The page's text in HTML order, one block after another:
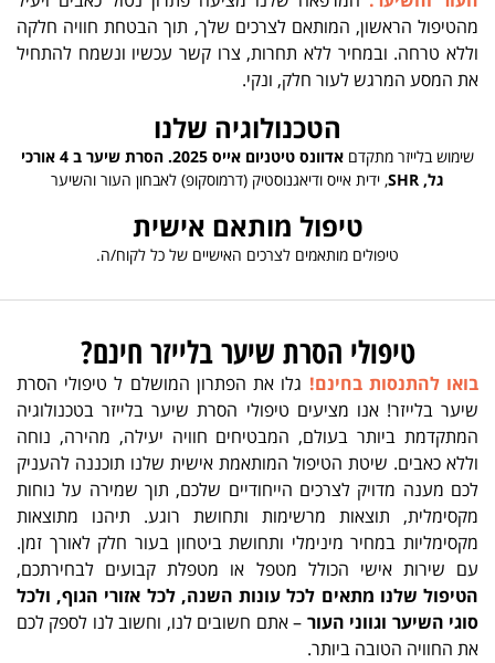
מהטיפול הראשון, המותאם לצרכים שלך, תוך הבטחת חוויה חלקה
וללא טרחה. ובמחיר ללא תחרות, צרו קשר עכשיו ונשמח להתחיל
את המסע המרגש לעור חלק, ונקי.
הטכנולוגיה שלנו
שימוש בלייזר מתקדם
אדוונס טיטניום אייס 2025. הסרת שיער ב 4 אורכי
גל, SHR
, ידית אייס ודיאגנוסטיק (דרמוסקופ) לאבחון העור והשיער
טיפול מותאם אישית
טיפולים מותאמים לצרכים האישיים של כל לקוח/ה.
טיפולי הסרת שיער בלייזר חינם?
בואו להתנסות בחינם! גלו את הפתרון המושלם ל טיפולי הסרת
שיער בלייזר! אנו מציעים טיפולי הסרת שיער בלייזר בטכנולוגיה
המתקדמת ביותר בעולם, המבטיחים חוויה יעילה, מהירה, נוחה
וללא כאבים. שיטת הטיפול המותאמת אישית שלנו תוכננה להעניק
לכם מענה מדויק לצרכים הייחודיים שלכם, תוך שמירה על נוחות
מקסימלית, תוצאות מרשימות ותחושת רוגע. תיהנו מתוצאות
מקסימליות במחיר מינימלי ותחושת ביטחון בעור חלק לאורך זמן.
עם שירות אישי הכולל מטפל או מטפלת קבועים לבחירתכם,
הטיפול שלנו מתאים לכל עונות השנה, לכל אזורי הגוף, ולכל
סוגי השיער וגווני העור – אתם חשובים לנו, וחשוב לנו לספק לכם
את החוויה הטובה ביותר.